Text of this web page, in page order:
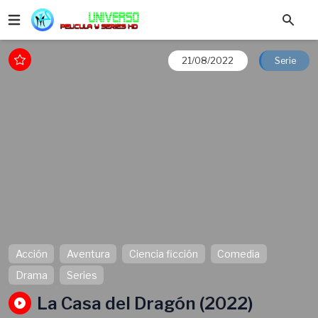
21/08/2022 Serie
Acción Aventura Ciencia ficción
Comedia
Drama
Series
La Casa del Dragón (2022)